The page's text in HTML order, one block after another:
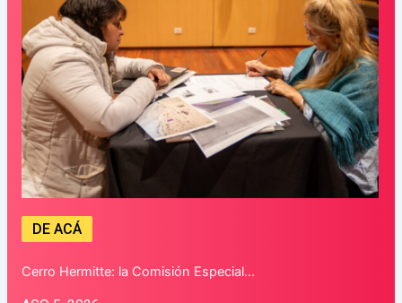
DE ACÁ
Cerro Hermitte: la Comisión Especial…